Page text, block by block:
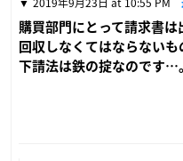
購買部門にとって請求書は
回収しなくてはならないも
下請法は鉄の掟なのです…